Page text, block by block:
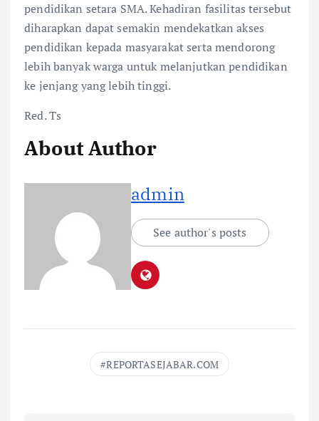
pendidikan setara SMA. Kehadiran fasilitas tersebut
diharapkan dapat semakin mendekatkan akses
pendidikan kepada masyarakat serta mendorong
lebih banyak warga untuk melanjutkan pendidikan
ke jenjang yang lebih tinggi.
Red. Ts
About Author
admin
See author's posts
REPORTASEJABAR.COM